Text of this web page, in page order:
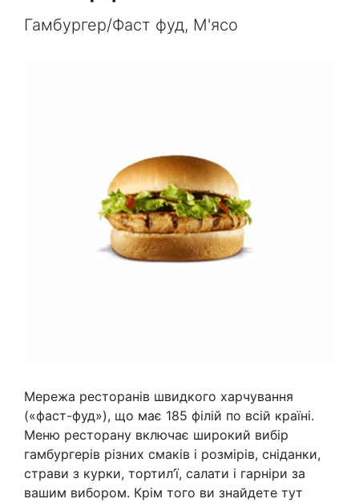
Гамбургер/Фаст фуд, М'ясо
Мережа ресторанів швидкого харчування
(«фаст-фуд»), що має 185 філій по всій країні.
Меню ресторану включає широкий вибір
гамбургерів різних смаків і розмірів, сніданки,
страви з курки, тортил’ї, салати і гарніри за
вашим вибором. Крім того ви знайдете тут